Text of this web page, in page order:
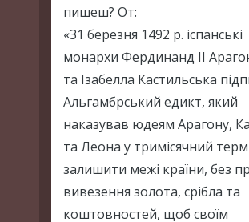
пишеш? От:
«31 березня 1492 р. іспанські
монархи Фердинанд II
та Ізабелла Кастильська
Альгамбрський едикт, який
наказував юдеям Арагону,
та Леона у тримісячний
залишити межі країни, без
вивезення золота, срібла та
коштовностей, щоб своїм